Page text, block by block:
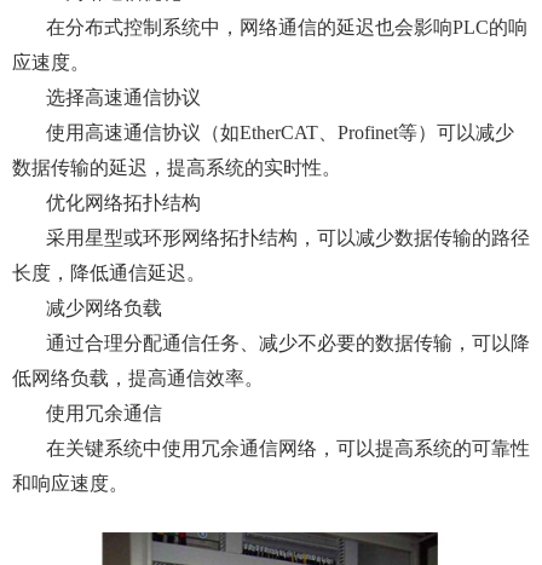
在分布式控制系统中，网络通信的延迟也会影响PLC的响
应速度。
选择高速通信协议
使用高速通信协议（如EtherCAT、Profinet等）可以减少
数据传输的延迟，提高系统的实时性。
优化网络拓扑结构
采用星型或环形网络拓扑结构，可以减少数据传输的路径
长度，降低通信延迟。
减少网络负载
通过合理分配通信任务、减少不必要的数据传输，可以降
低网络负载，提高通信效率。
使用冗余通信
在关键系统中使用冗余通信网络，可以提高系统的可靠性
和响应速度。